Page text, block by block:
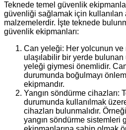
Teknede temel güvenlik
güvenliği sağlamak için kullanılan
malzemelerdir. İşte teknede
güvenlik ekipmanları:
Can yeleği: Her yolcunun ve
ulaşılabilir bir yerde
yeleği giymesi önemlidir.
durumunda boğulmayı
ekipmandır.
Yangın söndürme cihazları:
durumunda kullanılmak
cihazları bulunmalıdır.
yangın söndürme sistemleri